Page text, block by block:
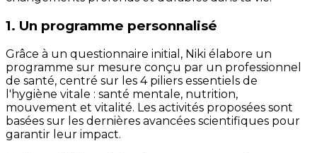
1. Un programme personnalisé
Grâce à un questionnaire initial, Niki élabore un
programme sur mesure conçu par un professionnel
de santé, centré sur les 4 piliers essentiels de
l'hygiène vitale : santé mentale, nutrition,
mouvement et vitalité. Les activités proposées sont
basées sur les dernières avancées scientifiques pour
garantir leur impact.